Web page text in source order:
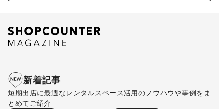
新着記事
短期出店に最適なレンタルスペース活用のノウハウや事例をま
とめてご紹介